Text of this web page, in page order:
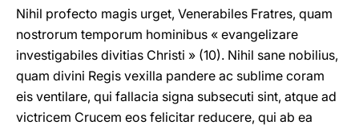
Nihil profecto magis urget, Venerabiles Fratres, quam
nostrorum temporum hominibus « evangelizare
investigabiles divitias Christi » (10). Nihil sane nobilius,
quam divini Regis vexilla pandere ac sublime coram
eis ventilare, qui fallacia signa subsecuti sint, atque ad
victricem Crucem eos felicitar reducere, qui ab ea